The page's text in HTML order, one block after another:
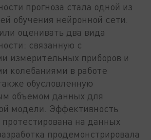
прогноза стала одной из
обучения нейронной сети.
оценивать два вида
связанную с
измерительных приборов и
колебаниями в работе
обусловленную
объемом данных для
модели. Эффективность
на данных
продемонстрировала